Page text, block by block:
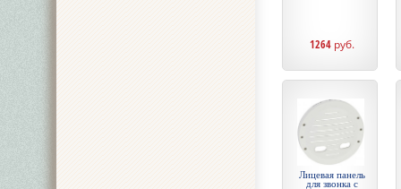
1264 руб.
Лицевая панель
для звонка с